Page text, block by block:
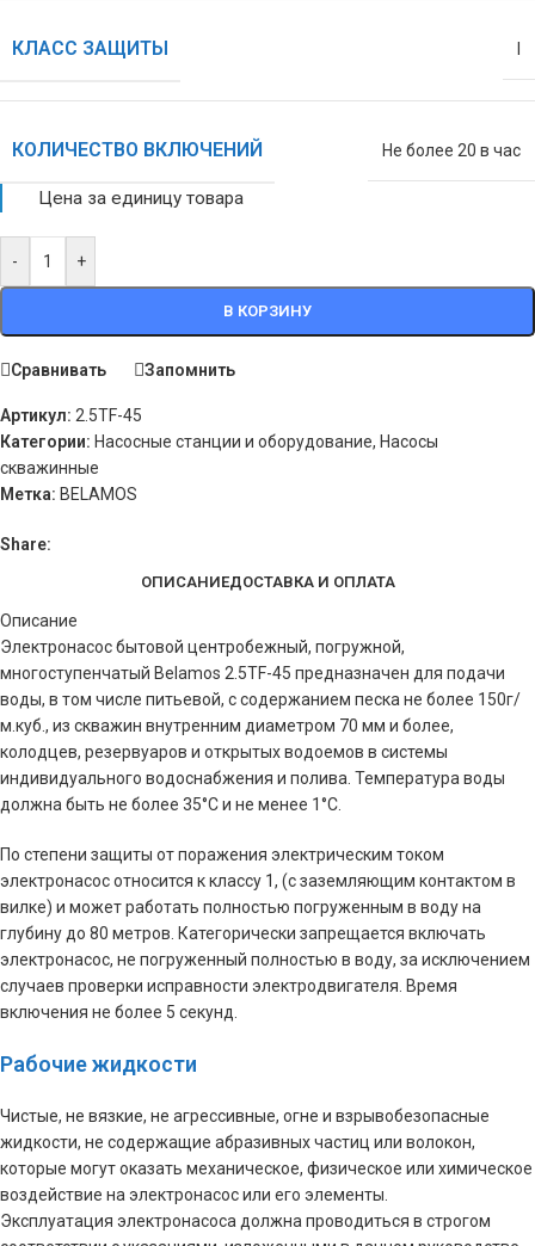
КЛАСС ЗАЩИТЫ
КОЛИЧЕСТВО ВКЛЮЧЕНИЙ Не более 20 в час
Цена за единицу товара
- +
В КОРЗИНУ
Сравнивать Запомнить
Артикул: 2.5TF-45
Категории: Насосные станции и оборудование, Насосы
скважинные
Метка: BELAMOS
Share:
ОПИСАНИЕДОСТАВКА И ОПЛАТА
Описание
Электронасос бытовой центробежный, погружной,
многоступенчатый Belamos 2.5TF-45 предназначен для подачи
воды, в том числе питьевой, с содержанием песка не более 150г/
м.куб., из скважин внутренним диаметром 70 мм и более,
колодцев, резервуаров и открытых водоемов в системы
индивидуального водоснабжения и полива. Температура воды
должна быть не более 35°C и не менее 1°C.
По степени защиты от поражения электрическим током
электронасос относится к классу 1, (с заземляющим контактом в
вилке) и может работать полностью погруженным в воду на
глубину до 80 метров. Категорически запрещается включать
электронасос, не погруженный полностью в воду, за исключением
случаев проверки исправности электродвигателя. Время
включения не более 5 секунд.
Рабочие жидкости
Чистые, не вязкие, не агрессивные, огне и взрывобезопасные
жидкости, не содержащие абразивных частиц или волокон,
которые могут оказать механическое, физическое или химическое
воздействие на электронасос или его элементы.
Эксплуатация электронасоса должна проводиться в строгом